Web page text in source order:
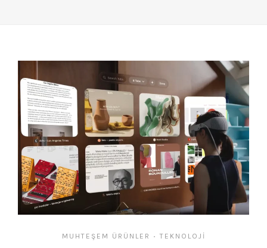
MUHTEŞEM ÜRÜNLER • TEKNOLOJI